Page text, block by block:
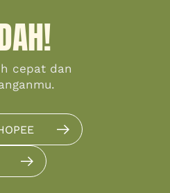
cepat dan